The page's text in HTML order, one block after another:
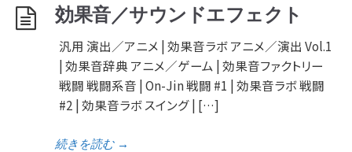
効果音／サウンドエフェクト
汎用 演出／アニメ | 効果音ラボ アニメ／演出 Vol.1
| 効果音辞典 アニメ／ゲーム | 効果音ファクトリー
戦闘 戦闘系音 | On-Jin 戦闘 #1 | 効果音ラボ 戦闘
#2 | 効果音ラボ スイング | […]
続きを読む→